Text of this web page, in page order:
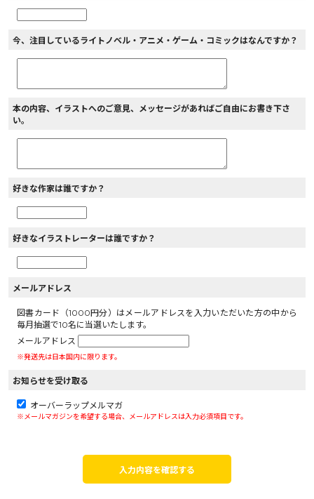
今、注目しているライトノベル・アニメ・ゲーム・コミックはなんですか？
本の内容、イラストへのご意見、メッセージがあればご自由にお書き下さ
い。
好きな作家は誰ですか？
好きなイラストレーターは誰ですか？
メールアドレス
図書カード（1000円分）はメールアドレスを入力いただいた方の中から
毎月抽選で10名に当選いたします。
メールアドレス
※発送先は日本国内に限ります。
お知らせを受け取る
オーバーラップメルマガ
※メールマガジンを希望する場合、メールアドレスは入力必須項目です。
入力内容を確認する